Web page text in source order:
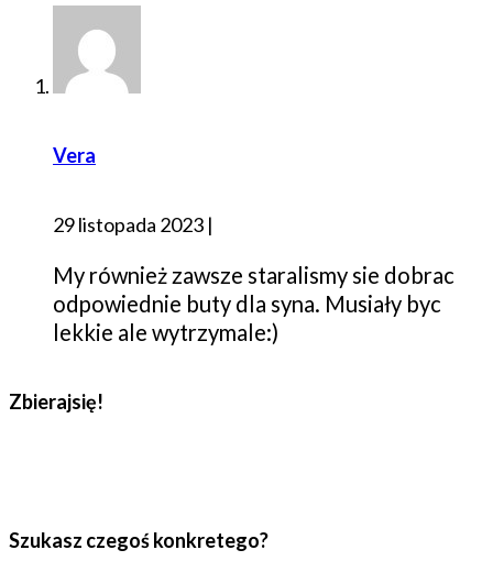
Vera
29 listopada 2023 |
My również zawsze staralismy sie dobrac
odpowiednie buty dla syna. Musiały byc
lekkie ale wytrzymale:)
Zbierajsię!
Szukasz czegoś konkretego?